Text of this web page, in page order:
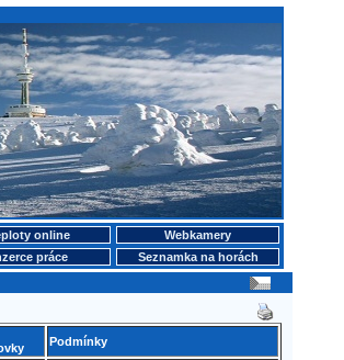
online
Webkamery
práce
Seznamka na horách
Podmínky